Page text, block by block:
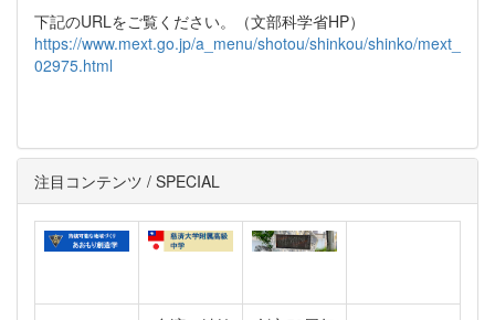
下記のURLをご覧ください。（文部科学省HP）
https://www.mext.go.jp/a_menu/shotou/shinkou/shinko/mext_
02975.html
注目コンテンツ / SPECIAL